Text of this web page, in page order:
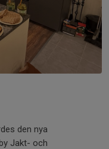
den nya
Jakt- och